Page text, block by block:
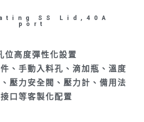
SS Lid,40A
port
位高度彈性化設置
、手動入料孔、滴加瓶、溫度
壓力安全閥、壓力計、備用法
口等客製化配置